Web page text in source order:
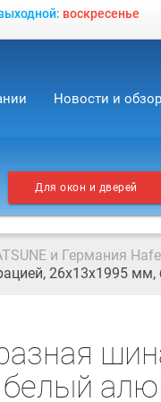
воскресенье
Новости и
Для окон и дверей
и Германия
26х13х1995